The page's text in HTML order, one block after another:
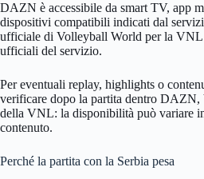
DAZN è accessibile da smart TV, app
dispositivi compatibili indicati dal
ufficiale di Volleyball World per la VNL
ufficiali del servizio.
Per eventuali replay, highlights o
verificare dopo la partita dentro
della VNL: la disponibilità può variare
contenuto.
Perché la partita con la Serbia pesa